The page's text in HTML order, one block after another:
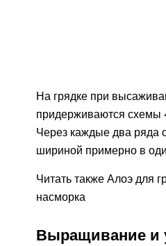
На грядке при
придерживаются схемы
Через каждые два ряда
шириной примерно в
Читать также Алоэ для
насморка
Выращивание и